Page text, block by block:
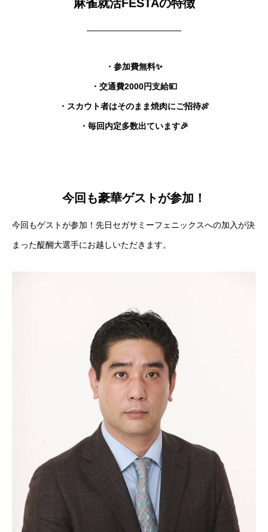
麻雀就活FESTAの特徴
———————————-
・参加費無料✨
・交通費2000円支給💴
・スカウト者はそのまま焼肉にご招待🍖
・毎回内定多数出ています🎉
今回も豪華ゲストが参加！
今回もゲストが参加！先日セガサミーフェニックスへの加入が決
まった醍醐大選手にお越しいただきます。